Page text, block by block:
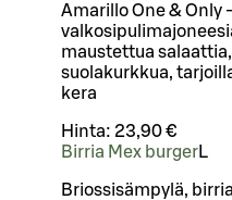
Amarillo One & Only
maustettua
suolakurkkua,
kera
Hinta: 23,90 €
Birria Mex burgerL
Briossisämpylä,